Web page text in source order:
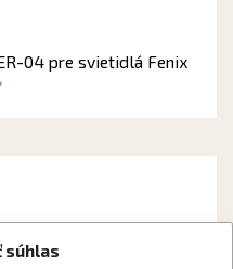
súhlas
04 pre svietidlá Fenix